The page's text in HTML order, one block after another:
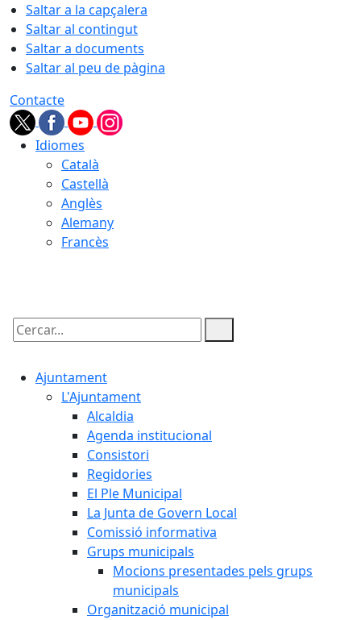
Saltar a la capçalera
Saltar al contingut
Saltar a documents
Saltar al peu de pàgina
Contacte
Idiomes
Català
Castellà
Anglès
Alemany
Francès
Cercar:
Ajuntament
L'Ajuntament
Alcaldia
Agenda institucional
Consistori
Regidories
El Ple Municipal
La Junta de Govern Local
Comissió informativa
Grups municipals
Mocions presentades pels grups
municipals
Organització municipal